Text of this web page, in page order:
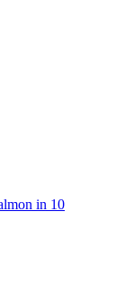
in 10